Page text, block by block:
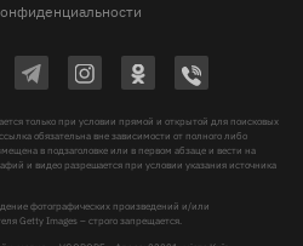
только при условии прямой и открытой для поисковых
обязательна вне зависимости от полного либо
в подзаголовке или в первом абзаце и вести на
и видео разрешается при условии указания источника
фотографических произведений и/или
Getty Images – строго запрещается.